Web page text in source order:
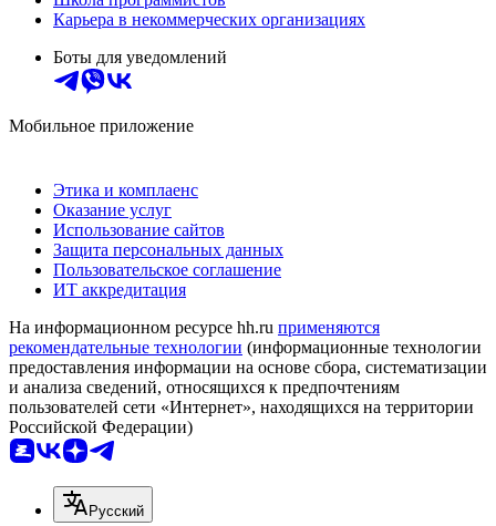
Карьера в некоммерческих организациях
Боты для уведомлений
Мобильное приложение
Этика и комплаенс
Оказание услуг
Использование сайтов
Защита персональных данных
Пользовательское соглашение
ИТ аккредитация
На информационном ресурсе hh.ru применяются
рекомендательные технологии (информационные технологии
предоставления информации на основе сбора, систематизации
и анализа сведений, относящихся к предпочтениям
пользователей сети «Интернет», находящихся на территории
Российской Федерации)
Русский